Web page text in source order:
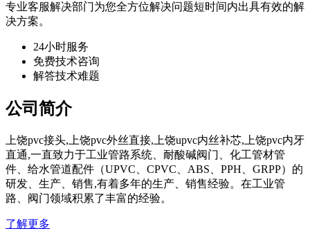
专业客服解决部门为您全方位解决问题短时间内出具有效的解
决方案。
24小时服务
免费技术咨询
解答技术难题
公司简介
上饶pvc接头,上饶pvc外丝直接,上饶upvc内丝补芯,上饶pvc内牙
直通,一直致力于工业管路系统、耐酸碱阀门、化工管材管
件、给水管道配件（UPVC、CPVC、ABS、PPH、GRPP）的
研发、生产、销售,有着多年的生产、销售经验。在工业管
路、阀门领域积累了丰富的经验。
了解更多